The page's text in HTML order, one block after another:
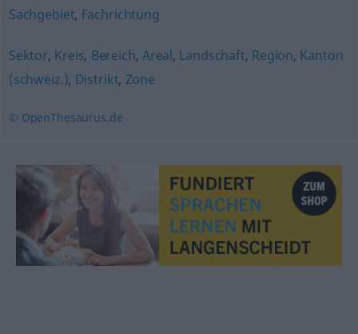
Sachgebiet, Fachrichtung
Sektor, Kreis, Bereich, Areal, Landschaft, Region, Kanton
(schweiz.), Distrikt, Zone
© OpenThesaurus.de